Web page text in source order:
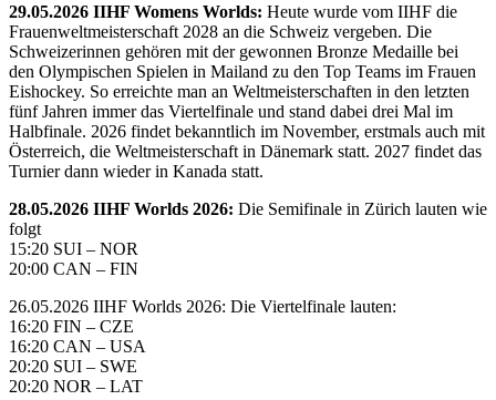
29.05.2026 IIHF Womens Worlds: Heute wurde vom IIHF die
Frauenweltmeisterschaft 2028 an die Schweiz vergeben. Die
Schweizerinnen gehören mit der gewonnen Bronze Medaille bei
den Olympischen Spielen in Mailand zu den Top Teams im Frauen
Eishockey. So erreichte man an Weltmeisterschaften in den letzten
fünf Jahren immer das Viertelfinale und stand dabei drei Mal im
Halbfinale. 2026 findet bekanntlich im November, erstmals auch mit
Österreich, die Weltmeisterschaft in Dänemark statt. 2027 findet das
Turnier dann wieder in Kanada statt.
28.05.2026 IIHF Worlds 2026: Die Semifinale in Zürich lauten wie
folgt
15:20 SUI – NOR
20:00 CAN – FIN
26.05.2026 IIHF Worlds 2026: Die Viertelfinale lauten:
16:20 FIN – CZE
16:20 CAN – USA
20:20 SUI – SWE
20:20 NOR – LAT